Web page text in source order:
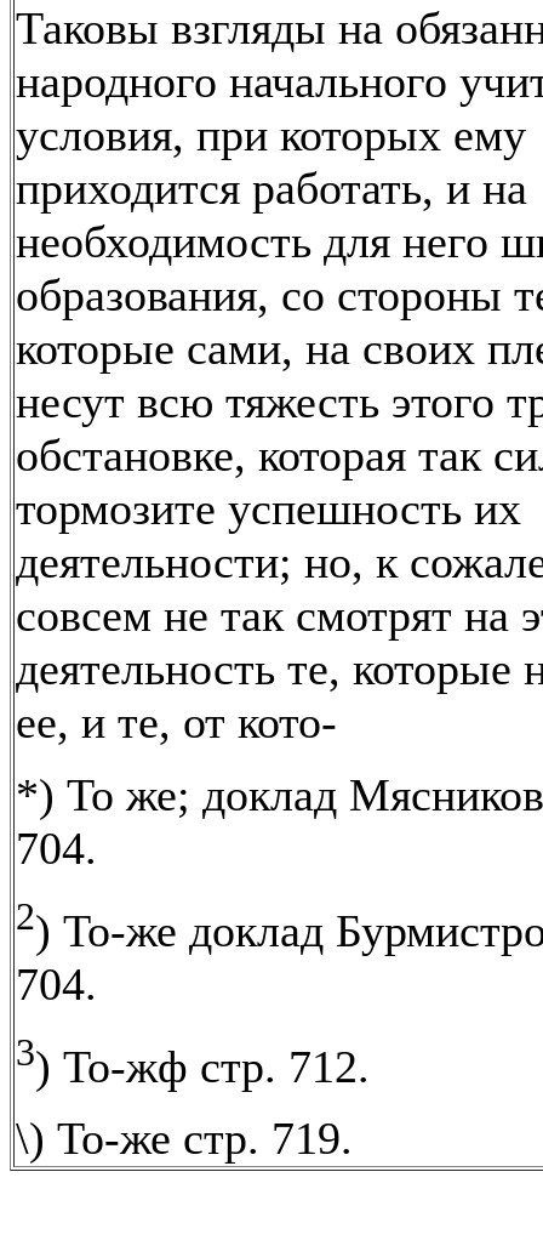
Таковы взгляды на
народного начального
условия, при которых ему
приходится работать, и на
необходимость для него
образования, со стороны
которые сами, на своих
несут всю тяжесть этого
обстановке, которая так
тормозите успешность их
деятельности; но, к
совсем не так смотрят на
деятельность те, которые
ее, и те, от кото-
*) То же; доклад
704.
2) То-же доклад
704.
3) То-жф стр. 712.
\) То-же стр. 719.